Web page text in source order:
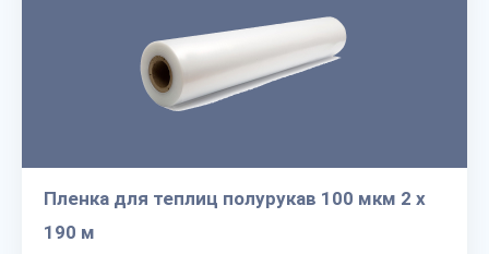
Пленка для теплиц полурукав 100 мкм 2 х
190 м